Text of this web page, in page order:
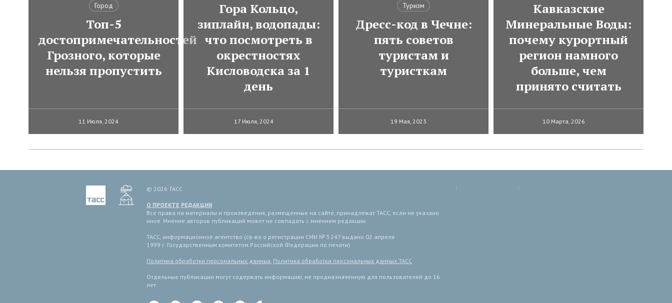
Город
Топ-5
достопримечательностей
Грозного, которые
нельзя пропустить
11 Июля, 2024
Гора Кольцо,
зиплайн, водопады:
что посмотреть в
окрестностях
Кисловодска за 1
день
17 Июля, 2024
Туризм
Дресс-код в Чечне:
пять советов
туристам и
туристкам
19 Мая, 2023
Кавказские
Минеральные Воды:
почему курортный
регион намного
больше, чем
принято считать
10 Марта, 2026
© 2026 ТАСС
О ПРОЕКТЕ РЕДАКЦИЯ
Все права на материалы и произведения, размещенные на сайте, принадлежат ТАСС, если не указано
иное. Мнение авторов публикаций может не совпадать с мнением редакции.
ТАСС, информационное агентство (св-во о регистрации СМИ № 3 247 выдано 02 апреля
1999 г. Государственным комитетом Российской Федерации по печати).
Политика обработки персональных данных, Политика обработки персональных данных ТАСС
Отдельные публикации могут содержать информацию, не предназначенную для пользователей до 16
лет.